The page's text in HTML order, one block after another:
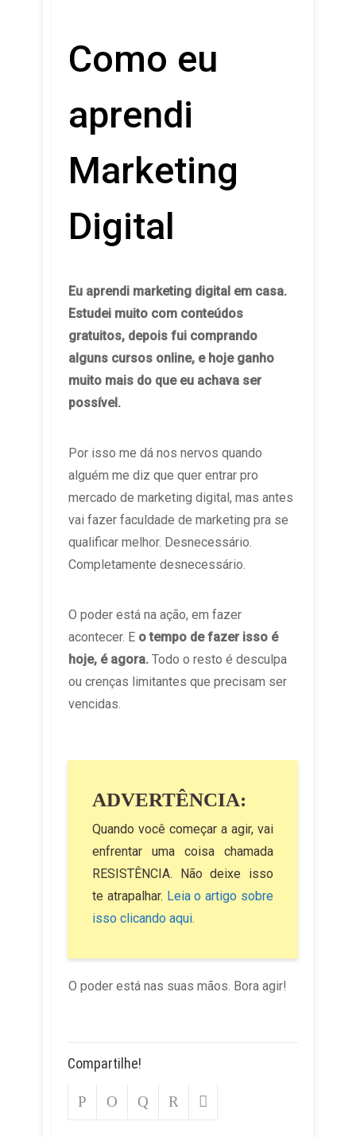
Como eu
aprendi
Marketing
Digital
Eu aprendi marketing digital em casa.
Estudei muito com conteúdos
gratuitos, depois fui comprando
alguns cursos online, e hoje ganho
muito mais do que eu achava ser
possível.
Por isso me dá nos nervos quando
alguém me diz que quer entrar pro
mercado de marketing digital, mas antes
vai fazer faculdade de marketing pra se
qualificar melhor. Desnecessário.
Completamente desnecessário.
O poder está na ação, em fazer
acontecer. E o tempo de fazer isso é
hoje, é agora. Todo o resto é desculpa
ou crenças limitantes que precisam ser
vencidas.
ADVERTÊNCIA:
Quando você começar a agir, vai
enfrentar uma coisa chamada
RESISTÊNCIA. Não deixe isso
te atrapalhar. Leia o artigo sobre
isso clicando aqui.
O poder está nas suas mãos. Bora agir!
Compartilhe!